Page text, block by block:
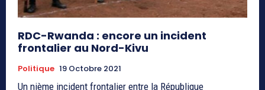
RDC-Rwanda : encore un incident
frontalier au Nord-Kivu
Politique 19 Octobre 2021
Un nième incident frontalier entre la République